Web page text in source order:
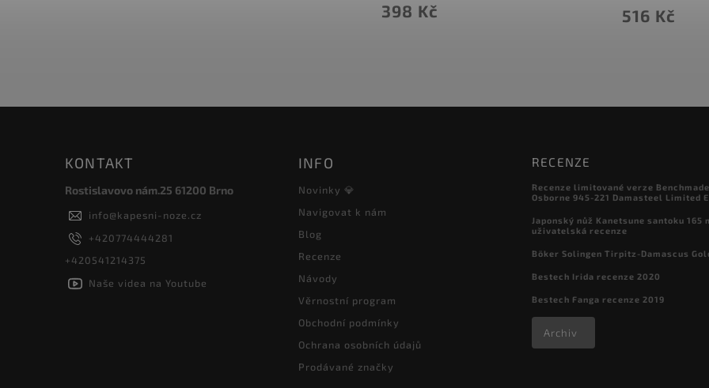
398 Kč 516 Kč
KONTAKT
Rostislavovo nám.25 61200 Brno
info@kapesni-noze.cz
+420774444281
+420541214375
Naše videa na Youtube
INFO
Novinky 💎
Navigovat k nám
Blog
Recenze
Návody
Věrnostní program
Obchodní podmínky
Ochrana osobních údajů
Prodávané značky
RECENZE
Recenze limitované verze
Osborne 945-221 Damasteel Limited
Japonský nůž Kanetsune santoku 165
uživatelská recenze
Böker Solingen Tirpitz-Damascus
Bestech Irida recenze 2020
Bestech Fanga recenze 2019
Archiv